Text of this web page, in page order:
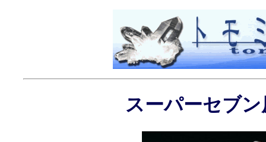
スーパーセブ